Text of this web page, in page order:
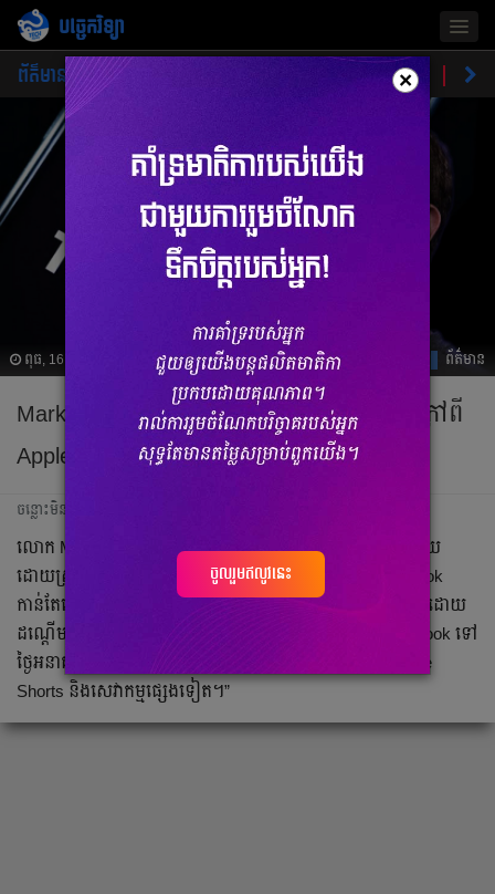
បច្ចេកវិទ្យា
ព័ត៌មាន ផលិតផលថ្មី ហាងឆេងផលិតផល ចំណ
ពុធ, 16 កុម្ភៈ 2022 06:06 ព័ត៌មាន
Mark បង្ហើបថា TikTok ជាគូប្រជែងខ្លាំងមែន ក្រៅពី
Apple ឬ Google និងអ្នកផ្សេងទៀត
ចន្លោះមិនឃើញ
លោក Mark Zuckerberge ត្រូវបានសារព័ត៌មានរុស្ស៊ី RT ចុះផ្សាយ
ដោយស្រង់សម្ដីផ្ទាល់ថា៖ “បើលើកឡើងពីគូប្រជែងរបស់ Facebook
កាន់តែច្រើនឡើងៗ ក្នុងនោះមាន TikTok ពិតជាគូប្រជែងខ្លាំងមែនដោយ
ដណ្ដើមចំណែកទីផ្សារធំខ្លាំងណាស់ និងជាឧបសគ្គចំពោះ Facebook ទៅ
ថ្ងៃអនាគត ក្រៅពីនោះក៏មាន Apple, Google, សេវាកម្ម YouTube
Shorts និងសេវាកម្មផ្សេងទៀត។”
×
ចូលរួមឥលូវនេះ